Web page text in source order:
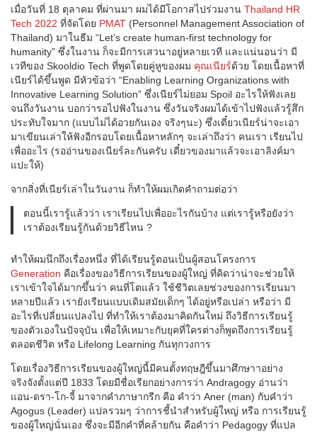
เมื่อวันที่ 18 ตุลาคม ที่ผ่านมา ผมได้มีโอกาสไปร่วมงาน Thailand HR
Tech 2022 ที่จัดโดย PMAT (Personnel Management Association of
Thailand) มาในธีม “Let’s create human-first technology for
humanity” ซึ่งในงาน ก็จะมีการเสวนาอยู่หลายเวที และแน่นอนว่า มี
เวทีของ Skooldio Tech ที่พูดโดยคู่หูของผม คุณเนียร์ด้วย โดยเนื้อหาที่
เนียร์ได้ขึ้นพูด มีหัวข้อว่า “Enabling Learning Organizations with
Innovative Learning Solution” ซึ่งเนียร์ไม่ยอม Spoil อะไรให้ฟังเลย
จนถึงวันงาน บอกว่ารอไปฟังในงาน ซึ่งวันจริงผมได้เข้าไปฟังแล้วรู้สึก
ประทับใจมาก (แบบไม่ได้อวยกันเอง จริงๆนะ) ซึ่งเดี๋ยวเนียร์น่าจะเอา
มาเขียนเล่าให้ฟังอีกรอบโดยเนื้อหาหลักๆ จะเล่าถึงว่า คนเรา เรียนไป
เพื่ออะไร (รออ่านของเนียร์ละกันครับ เดี๋ยวของมาแล้วจะเอาลิงค์มา
แปะให้)
จากสิ่งที่เนียร์เล่าในวันงาน ก็ทำให้ผมเกิดคำถามต่อว่า
ตอนนี้เรารู้แล้วว่า เราเรียนไปเพื่ออะไรกันบ้าง แต่เรารู้หรือยังว่า
เราต้องเรียนรู้กันด้วยวิธีไหน ?
ทำให้ผมนึกถึงเรื่องหนึ่ง ที่ได้เรียนรู้ตอนเป็นผู้สอนโครงการ
Generation คือเรื่องของวิธีการเรียนของผู้ใหญ่ ที่คิดว่าน่าจะช่วยให้
เราเข้าใจได้มากขึ้นว่า คนที่โตแล้ว ใช้ชีวิตเลยช่วงของการเรียนมา
หลายปีแล้ว เรายังเรียนแบบเดิมสมัยเด็กๆ ได้อยู่หรือเปล่า หรือว่า มี
อะไรที่เปลี่ยนแปลงไป ที่ทำให้เราต้องมาคิดกันใหม่ ถึงวิธีการเรียนรู้
ของตัวเองในปัจจุบัน เพื่อให้เหมาะกับยุคที่ใครต่างก็พูดถึงการเรียนรู้
ตลอดชีวิต หรือ Lifelong Learning กันทุกวงการ
โดยเรื่องวิธีการเรียนของผู้ใหญ่นี้มีคนตั้งทฤษฎีขึ้นมาศึกษาาอย่าง
จริงจังตั้งแต่ปี 1833 โดยมีชื่อเรียกอย่างการว่า Andragogy อ่านว่า
แอน-ดรา-โก-จี้ มาจากคำภาษากรีก คือ คำว่า Aner (man) กับคำว่า
Agogus (Leader) แปลรวมๆ ว่าการชี้นำสำหรับผู้ใหญ่ หรือ การเรียนรู้
ของผู้ใหญ่นั่นเอง ซึ่งจะมีอีกคำที่คล้ายกัน คือคำว่า Pedagogy ที่แปล